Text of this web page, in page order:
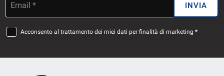
Email * INVIA
Acconsento al trattamento dei miei dati per finalità di marketing *